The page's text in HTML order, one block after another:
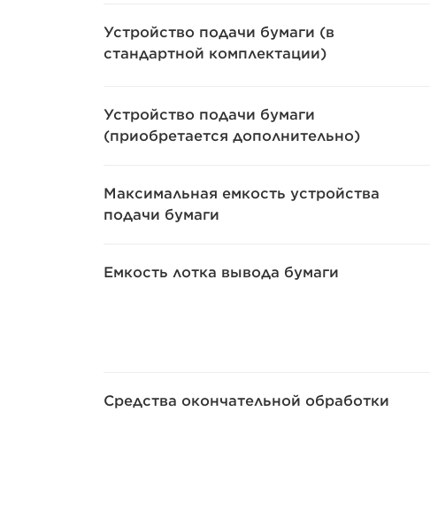
Устройство подачи бумаги (в
стандартной комплектации)
Устройство подачи бумаги
(приобретается дополнительно)
Максимальная емкость устройства
подачи бумаги
Емкость лотка вывода бумаги
Средства окончательной обработки